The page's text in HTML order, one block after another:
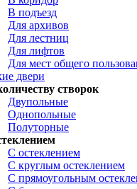
В подъезд
Для архивов
Для лестниц
Для лифтов
Для мест общего
двери
створок
Двупольные
Однопольные
Полуторные
С остеклением
С круглым остеклением
С прямоугольным